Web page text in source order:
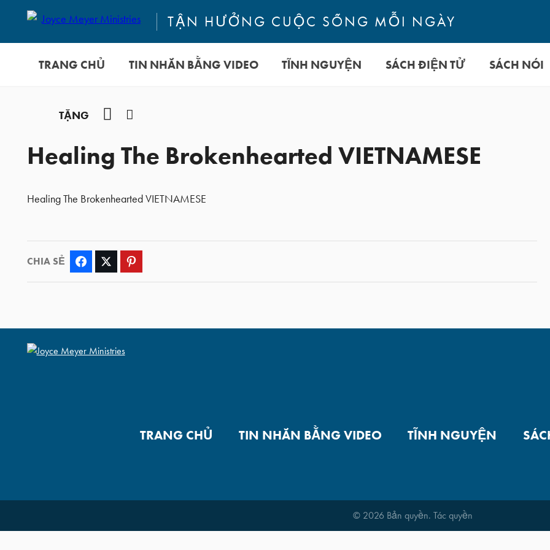
TẬN HƯỞNG CUỘC SỐNG MỖI NGÀY
TRANG CHỦ TIN NHẮN BẰNG VIDEO TĨNH NGUYỆN SÁCH ĐIỆN TỬ SÁCH NÓI
TẶNG YouTube
Healing The Brokenhearted VIETNAMESE
Healing The Brokenhearted VIETNAMESE
CHIA SẺ Facebook Twitter
TRANG CHỦ TIN NHẮN BẰNG VIDEO TĨNH NGUYỆN
© 2026 Bản quyền. Tác quyền